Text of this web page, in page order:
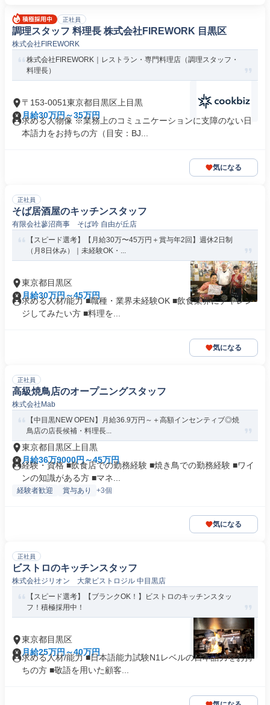
正社員
調理スタッフ 料理長 株式会社FIREWORK 目黒区
株式会社FIREWORK
株式会社FIREWORK｜レストラン・専門料理店（調理スタッフ・
料理長）
〒153-0051東京都目黒区上目黒
月給30万円～35万円
求める人物像 ※業務上のコミュニケーションに支障のない日
本語力をお持ちの方（目安：BJ...
気になる
正社員
そば居酒屋のキッチンスタッフ
有限会社蓼沼商事 そば吟 自由が丘店
【スピード選考】【月給30万〜45万円＋賞与年2回】週休2日制
（月8日休み）｜未経験OK・...
東京都目黒区
月給30万円～45万円
求める人材/能力 ■職種・業界未経験OK ■飲食業界にチャレン
ジしてみたい方 ■料理を...
気になる
正社員
高級焼鳥店のオープニングスタッフ
株式会社Mab
【中目黒NEW OPEN】月給36.9万円～＋高額インセンティブ◎焼
鳥店の店長候補・料理長...
東京都目黒区上目黒
月給36万9000円～45万円
経験・資格 ■飲食店での勤務経験 ■焼き鳥での勤務経験 ■ワイ
ンの知識がある方 ■マネ...
経験者歓迎 賞与あり +3個
気になる
正社員
ビストロのキッチンスタッフ
株式会社ジリオン 大衆ビストロジル 中目黒店
【スピード選考】【ブランクOK！】ビストロのキッチンスタッ
フ！積極採用中！
東京都目黒区
月給25万円～40万円
求める人材/能力 ■日本語能力試験N1レベルの日本語力をお持
ちの方 ■敬語を用いた顧客...